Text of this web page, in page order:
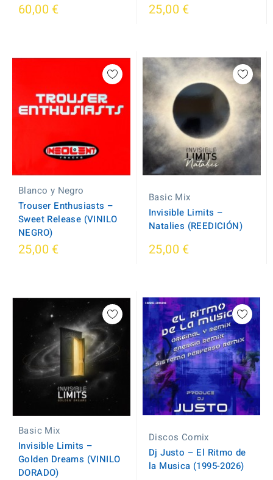
60,00 € 25,00 €
Blanco y Negro
Trouser Enthusiasts ‎–
Sweet Release (VINILO
NEGRO)
25,00 €
Basic Mix
Invisible Limits –
Natalies (REEDICIÓN)
25,00 €
Basic Mix
Invisible Limits ‎–
Golden Dreams (VINILO
DORADO)
Discos Comix
Dj Justo – El Ritmo de
la Musica (1995-2026)